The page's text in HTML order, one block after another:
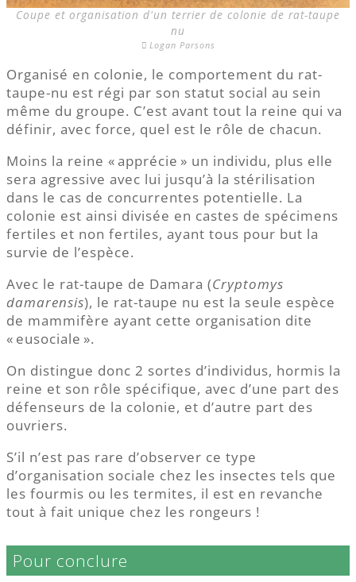
Coupe et organisation d'un terrier de colonie de rat-taupe
nu
Logan Parsons
Organisé en colonie, le comportement du rat-
taupe-nu est régi par son statut social au sein
même du groupe. C’est avant tout la reine qui va
définir, avec force, quel est le rôle de chacun.
Moins la reine « apprécie » un individu, plus elle
sera agressive avec lui jusqu’à la stérilisation
dans le cas de concurrentes potentielle. La
colonie est ainsi divisée en castes de spécimens
fertiles et non fertiles, ayant tous pour but la
survie de l’espèce.
Avec le rat-taupe de Damara (Cryptomys
damarensis), le rat-taupe nu est la seule espèce
de mammifère ayant cette organisation dite
« eusociale ».
On distingue donc 2 sortes d’individus, hormis la
reine et son rôle spécifique, avec d’une part des
défenseurs de la colonie, et d’autre part des
ouvriers.
S’il n’est pas rare d’observer ce type
d’organisation sociale chez les insectes tels que
les fourmis ou les termites, il est en revanche
tout à fait unique chez les rongeurs !
Pour conclure